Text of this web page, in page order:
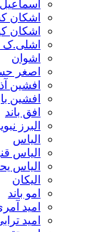
اشکان
اشکان
اشوان
اصغر
افشین
افشین
افق باند
البرز
الیاس
الیاس
الیاس
الیکان
امو باند
امید
امید